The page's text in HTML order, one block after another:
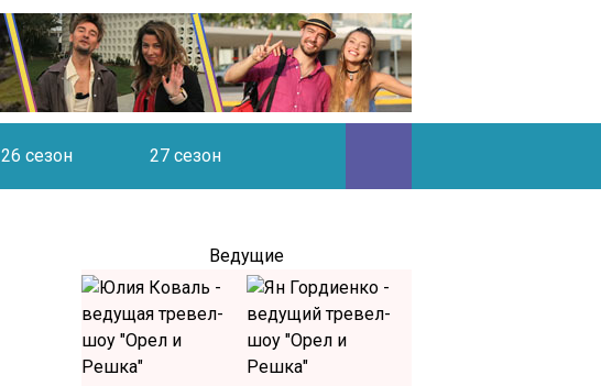
26 сезон 27 сезон
Ведущие